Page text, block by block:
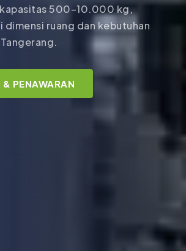
500–10.000 kg,
dimensi ruang dan kebutuhan
PENAWARAN